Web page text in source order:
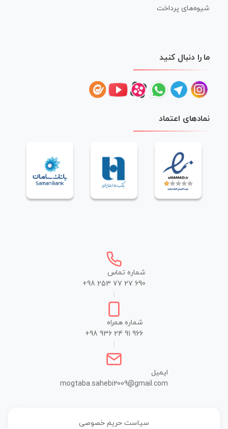
شیوه‌های پرداخت
ما را دنبال کنید
نمادهای اعتماد
شماره تماس
+98 253 77 27 690
شماره همراه
+98 936 24 91 966
ایمیل
mogtaba.sahebi2009@gmail.com
سیاست حریم خصوصی